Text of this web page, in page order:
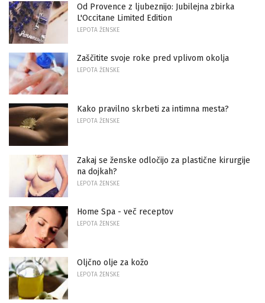
Od Provence z ljubeznijo: Jubilejna zbirka
L'Occitane Limited Edition
LEPOTA ŽENSKE
Zaščitite svoje roke pred vplivom okolja
LEPOTA ŽENSKE
Kako pravilno skrbeti za intimna mesta?
LEPOTA ŽENSKE
Zakaj se ženske odločijo za plastične kirurgije
na dojkah?
LEPOTA ŽENSKE
Home Spa - več receptov
LEPOTA ŽENSKE
Oljčno olje za kožo
LEPOTA ŽENSKE